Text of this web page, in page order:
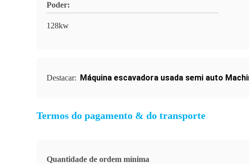
Poder:
128kw
Destacar: Máquina escavadora usada semi auto
Termos do pagamento & do transporte
Quantidade de ordem mínima